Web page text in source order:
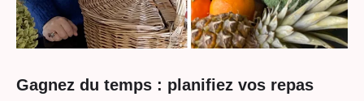
Gagnez du temps : planifiez vos repas